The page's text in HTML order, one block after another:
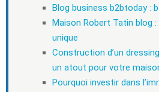
Blog business b2btoday :
Maison Robert Tatin blog
unique
Construction d’un
un atout pour votre
Pourquoi investir dans